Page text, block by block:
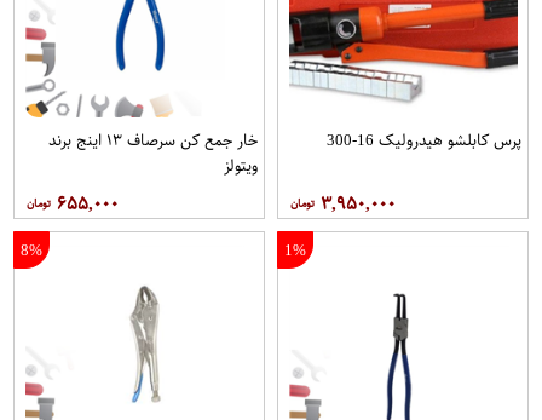
پرس کابلشو هیدرولیک 16-300
۳,۹۵۰,۰۰۰
خار جمع کن سرصاف ۱۳ اینج برند
ویتولز
۶۵۵,۰۰۰
1%
8%